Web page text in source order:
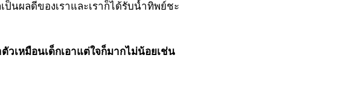
ป็นผลดีของเราและเราก็ได้รับน้ำทิพย์ชะ
เหมือนเด็กเอาแต่ใจก็มากไม่น้อยเช่น